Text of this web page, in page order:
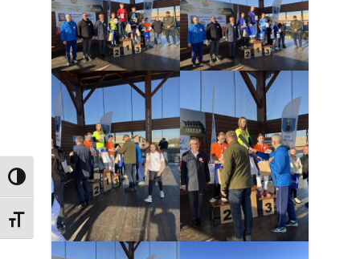
Przełącz wysoki kontrast
Zmień rozmiar czcionek